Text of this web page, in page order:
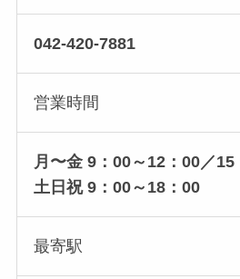
042-420-7881
営業時間
月〜金 9：00～12：00／
土日祝 9：00～18：00
最寄駅